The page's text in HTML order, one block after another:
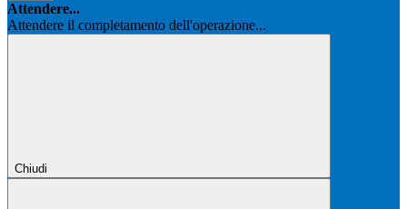
Attendere...
Attendere il completamento dell'operazione...
Chiudi